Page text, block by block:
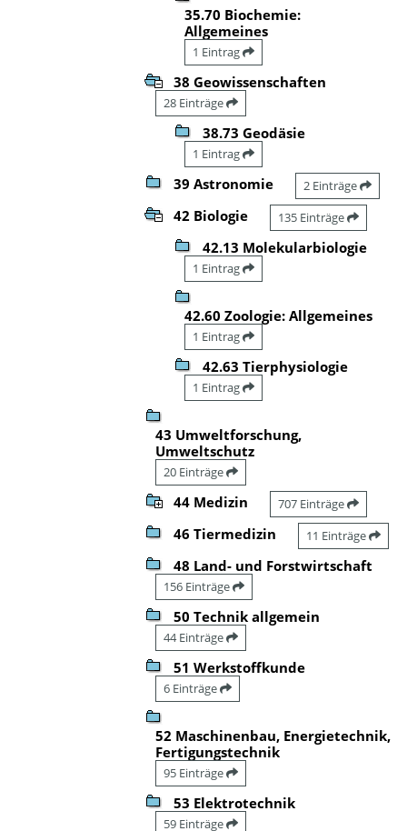
35.70 Biochemie:
Allgemeines
1 Eintrag
38 Geowissenschaften
28 Einträge
38.73 Geodäsie
1 Eintrag
39 Astronomie 2 Einträge
42 Biologie 135 Einträge
42.13 Molekularbiologie
1 Eintrag
42.60 Zoologie: Allgemeines
1 Eintrag
42.63 Tierphysiologie
1 Eintrag
43 Umweltforschung,
Umweltschutz
20 Einträge
44 Medizin 707 Einträge
46 Tiermedizin 11 Einträge
48 Land- und Forstwirtschaft
156 Einträge
50 Technik allgemein
44 Einträge
51 Werkstoffkunde
6 Einträge
52 Maschinenbau, Energietechnik,
Fertigungstechnik
95 Einträge
53 Elektrotechnik
59 Einträge